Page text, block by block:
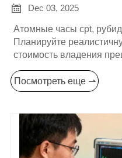
 Dec 03, 2025
Атомные часы cpt,
Планируйте
стоимость владения
питание, калибровку,
Получите действенные
сокращения времени
Нажмите, чтобы
Посмотреть еще ⇀